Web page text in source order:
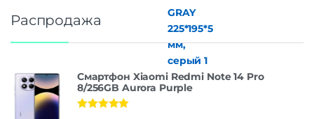
Распродажа
Смартфон Xiaomi Redmi Note 14 Pro
8/256GB Aurora Purple